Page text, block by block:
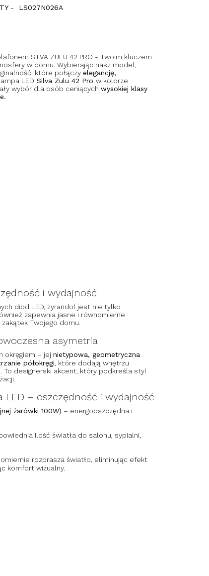
- LS027N026A
SILVA ZULU 42 PRO - Twoim kluczem
w domu. Wybierając nasz model,
które połączy elegancję,
LED Silva Zulu 42 Pro w kolorze
wybór dla osób ceniących wysokiej klasy
i wydajność
diod LED, żyrandol jest nie tylko
zapewnia jasne i równomierne
Twojego domu.
asymetria
okręgiem – jej nietypowa, geometryczna
półokręgi, które dodają wnętrzu
To designerski akcent, który podkreśla styl
LED – oszczędność i wydajność
żarówki 100W) – energooszczędna i
ilość światła do salonu, sypialni,
rozprasza światło, eliminując efekt
komfort wizualny.